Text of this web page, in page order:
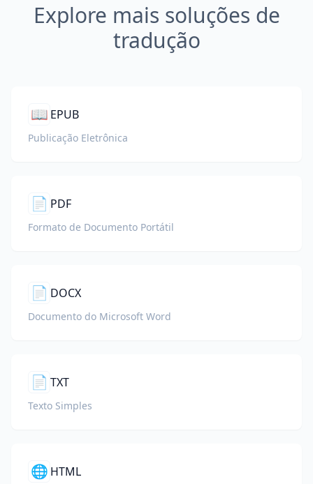
Explore mais soluções de
tradução
📖 EPUB
Publicação Eletrônica
📄 PDF
Formato de Documento Portátil
📄 DOCX
Documento do Microsoft Word
📄 TXT
Texto Simples
🌐 HTML